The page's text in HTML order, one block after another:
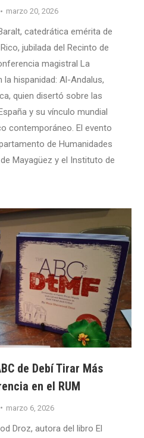
marzo 20, 2026
catedrática emérita de
jubilada del Recinto de
magistral La
hispanidad: Al-Andalus,
quien disertó sobre las
y su vínculo mundial
contemporáneo. El evento
de Humanidades
Mayagüez y el Instituto de
de Debí Tirar Más
en el RUM
marzo 6, 2026
Droz, autora del libro El